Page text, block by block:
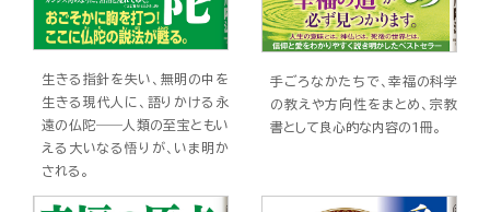
生きる指針を失い、無明の中を
生きる現代人に、語りかける永
遠の仏陀――人類の至宝ともい
える大いなる悟りが、いま明か
される。
手ごろなかたちで、幸福の科学
の教えや方向性をまとめ、宗教
書として良心的な内容の1冊。